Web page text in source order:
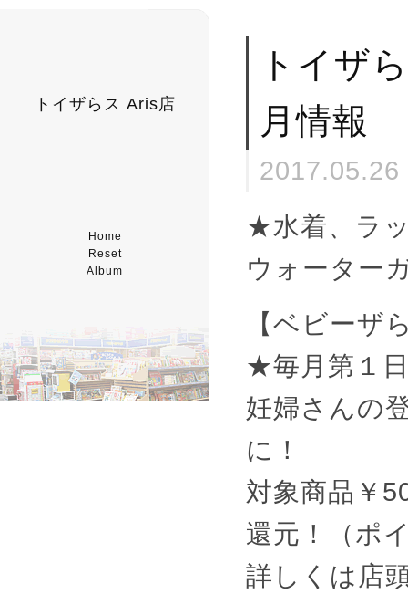
トイザらス Aris店
Home
Reset
Album
トイザ
月情報
★水着、ラ
ウォーター
【ベビーザ
★毎月第１
妊婦さんの
に！
対象商品￥
還元！（ポ
詳しくは店